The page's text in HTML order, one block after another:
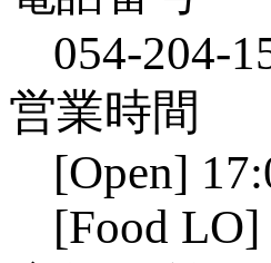
054-204-
営業時間
[Open]
[Food